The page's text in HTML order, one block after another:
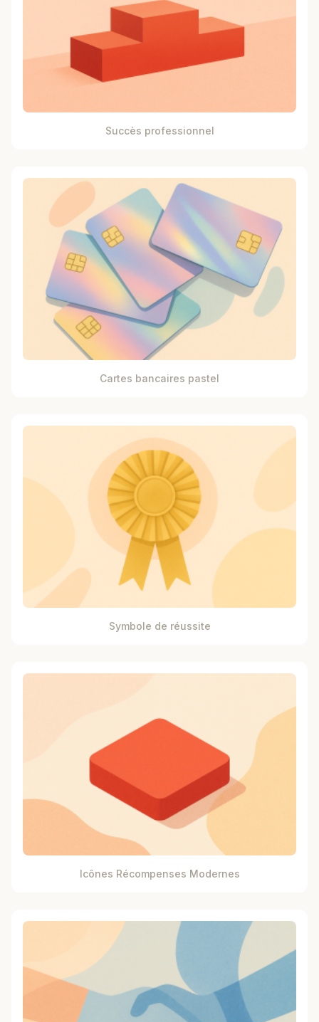
Succès professionnel
Cartes bancaires pastel
Symbole de réussite
Icônes Récompenses Modernes